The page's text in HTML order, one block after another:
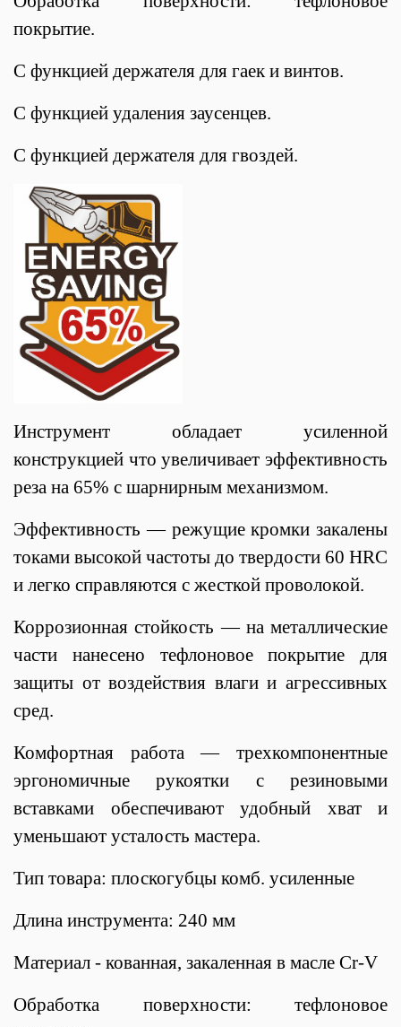
покрытие.
С функцией держателя для гаек и винтов.
С функцией удаления заусенцев.
С функцией держателя для гвоздей.
Инструмент обладает усиленной
конструкцией что увеличивает эффективность
реза на 65% с шарнирным механизмом.
Эффективность — режущие кромки закалены
токами высокой частоты до твердости 60 HRC
и легко справляются с жесткой проволокой.
Коррозионная стойкость — на металлические
части нанесено тефлоновое покрытие для
защиты от воздействия влаги и агрессивных
сред.
Комфортная работа — трехкомпонентные
эргономичные рукоятки с резиновыми
вставками обеспечивают удобный хват и
уменьшают усталость мастера.
Тип товара: плоскогубцы комб. усиленные
Длина инструмента: 240 мм
Материал - кованная, закаленная в масле Cr-V
Обработка поверхности: тефлоновое